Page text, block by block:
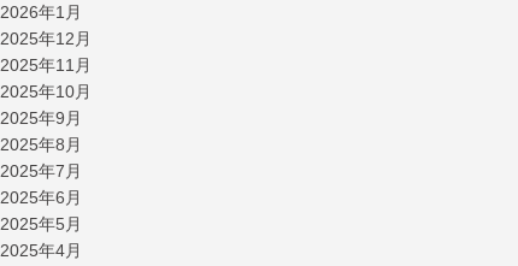
2026年1月
2025年12月
2025年11月
2025年10月
2025年9月
2025年8月
2025年7月
2025年6月
2025年5月
2025年4月